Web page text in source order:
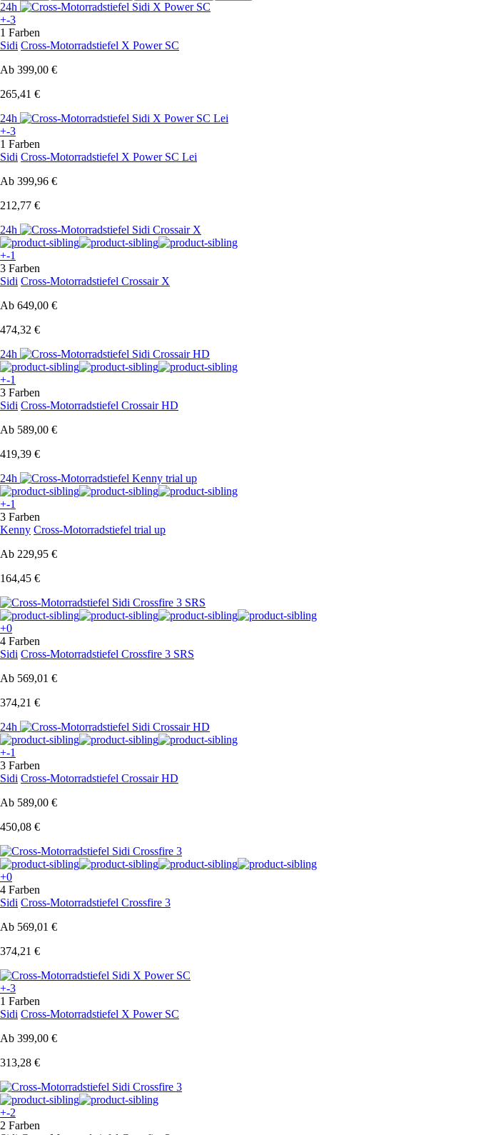
24h
+-3
1 Farben
Sidi Cross-Motorradstiefel X Power SC
Ab 399,00 €
265,41 €
24h
+-3
1 Farben
Sidi Cross-Motorradstiefel X Power SC Lei
Ab 399,96 €
212,77 €
24h
+-1
3 Farben
Sidi Cross-Motorradstiefel Crossair X
Ab 649,00 €
474,32 €
24h
+-1
3 Farben
Sidi Cross-Motorradstiefel Crossair HD
Ab 589,00 €
419,39 €
24h
+-1
3 Farben
Kenny Cross-Motorradstiefel trial up
Ab 229,95 €
164,45 €
+0
4 Farben
Sidi Cross-Motorradstiefel Crossfire 3 SRS
Ab 569,01 €
374,21 €
24h
+-1
3 Farben
Sidi Cross-Motorradstiefel Crossair HD
Ab 589,00 €
450,08 €
+0
4 Farben
Sidi Cross-Motorradstiefel Crossfire 3
Ab 569,01 €
374,21 €
+-3
1 Farben
Sidi Cross-Motorradstiefel X Power SC
Ab 399,00 €
313,28 €
+-2
2 Farben